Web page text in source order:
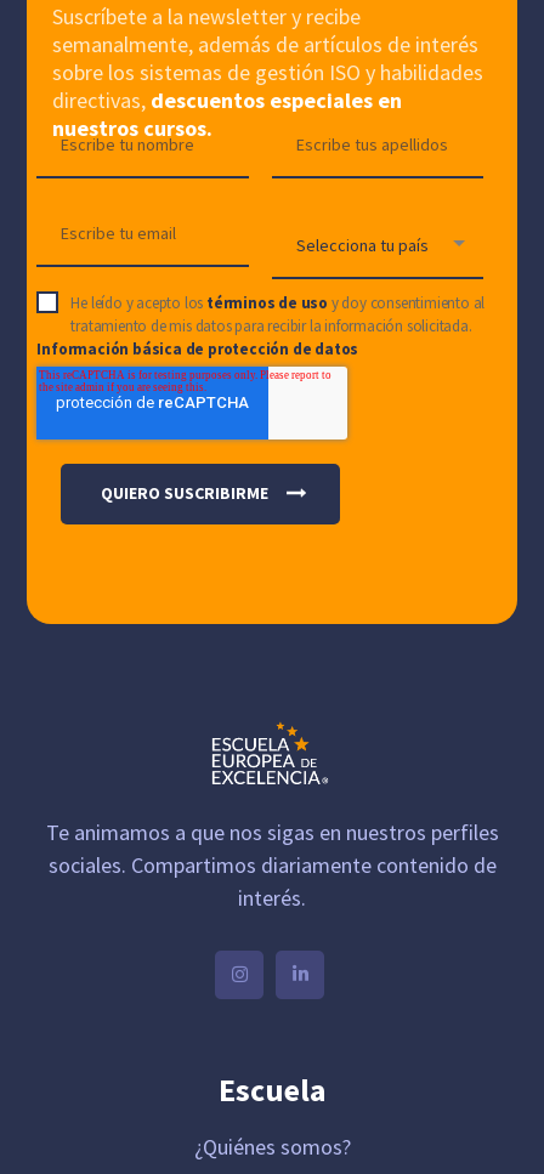
Suscríbete a la newsletter y recibe
semanalmente, además de artículos de interés
sobre los sistemas de gestión ISO y habilidades
directivas, descuentos especiales en
nuestros cursos.
He leído y acepto los términos de uso y doy consentimiento al
tratamiento de mis datos para recibir la información solicitada.
Información básica de protección de datos
Te animamos a que nos sigas en nuestros perfiles
sociales. Compartimos diariamente contenido de
interés.
Escuela
¿Quiénes somos?